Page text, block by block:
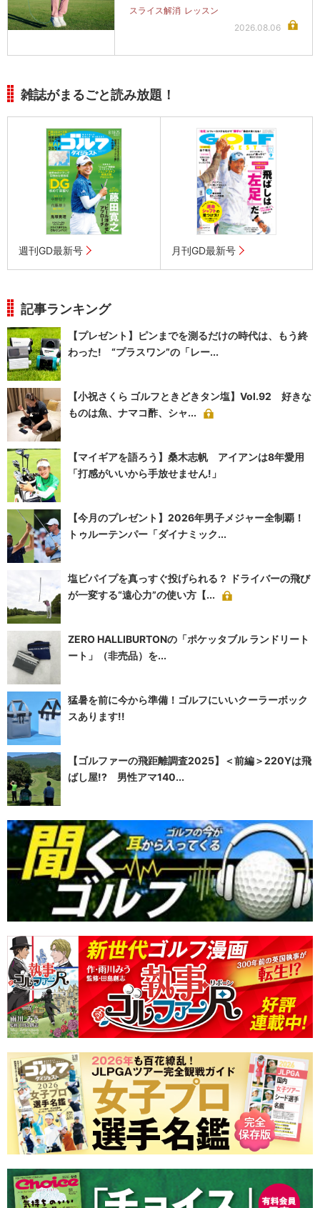
スライス解消 レッスン
2026.08.06
雑誌がまるごと読み放題！
週刊GD最新号 月刊GD最新号
記事ランキング
【プレゼント】ピンまでを測るだけの時代は、もう終
わった! “プラスワン”の「レー...
【小祝さくら ゴルフときどきタン塩】Vol.92 好きな
ものは魚、ナマコ酢、シャ...
【マイギアを語ろう】桑木志帆 アイアンは8年愛用
「打感がいいから手放せません!」
【今月のプレゼント】2026年男子メジャー全制覇！
トゥルーテンパー「ダイナミック...
塩ビパイプを真っすぐ投げられる？ ドライバーの飛び
が一変する“遠心力”の使い方【...
ZERO HALLIBURTONの「ポケッタブル ランドリート
ート」（非売品）を...
猛暑を前に今から準備！ゴルフにいいクーラーボック
スあります!!
【ゴルファーの飛距離調査2025】＜前編＞220Yは飛
ばし屋!? 男性アマ140...